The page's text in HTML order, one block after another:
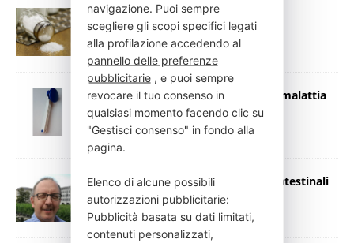
Sale, diminuisce il consumo tra la
popolazione del 12% in 10 anni
17 Dicembre 2020 Press Italia
Dermatologia – acne del tronco: la malattia
nascosta due volte
16 Dicembre 2020 Press Italia
Malattie Infiammatorie Croniche Intestinali
16 Dicembre 2020 Press Italia
navigazione. Puoi sempre
scegliere gli scopi specifici legati
alla profilazione accedendo al
pannello delle preferenze
pubblicitarie, e puoi sempre
revocare il tuo consenso in
qualsiasi momento facendo clic su
"Gestisci consenso" in fondo alla
pagina.
Elenco di alcune possibili
autorizzazioni pubblicitarie:
Pubblicità basata su dati limitati,
contenuti personalizzati,